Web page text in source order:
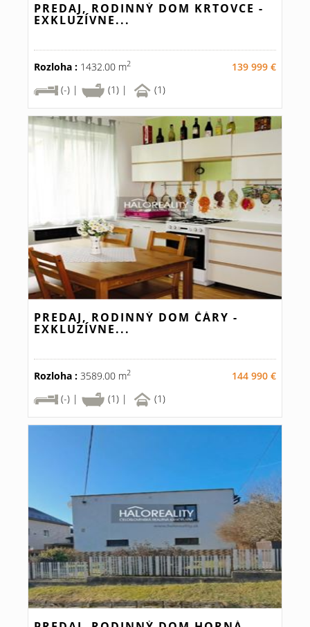
PREDAJ, RODINNÝ DOM KRTOVCE -
EXKLUZÍVNE...
Rozloha : 1432.00 m2
139 999 €
(-) |
(1) | (1)
PREDAJ, RODINNÝ DOM ČÁRY -
EXKLUZÍVNE...
Rozloha : 3589.00 m2
144 990 €
(-) |
(1) | (1)